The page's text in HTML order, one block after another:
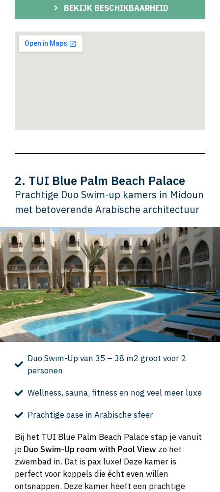
BEKIJK BESCHIKBAARHEID
2. TUI Blue Palm Beach Palace
Prachtige Duo Swim-up kamers in Midoun
met betoverende Arabische architectuur
Duo Swim-Up van 35 – 38 m2 groot voor 2
personen
Wellness, sauna, fitness en nog veel meer luxe
Prachtige oase in Arabische sfeer
Bij het TUI Blue Palm Beach Palace stap je vanuit
je Duo Swim-Up room with Pool View zo het
zwembad in. Dat is pax luxe! Deze kamer is
perfect voor koppels die écht even willen
ontsnappen. Deze kamer heeft een prachtige